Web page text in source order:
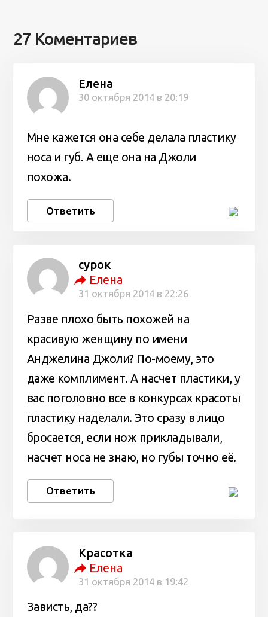
27 Коментариев
Елена
30 октября 2014 в 20:19
Мне кажется она себе делала пластику
носа и губ. А еще она на Джоли
похожа.
Ответить
сурок
Елена
31 октября 2014 в 22:26
Разве плохо быть похожей на
красивую женщину по имени
Анджелина Джоли? По-моему, это
даже комплимент. А насчет пластики, у
вас поголовно все в конкурсах красоты
пластику наделали. Это сразу в лицо
бросается, если нож прикладывали,
насчет носа не знаю, но губы точно её.
Ответить
Красотка
Елена
31 октября 2014 в 19:42
Зависть, да??